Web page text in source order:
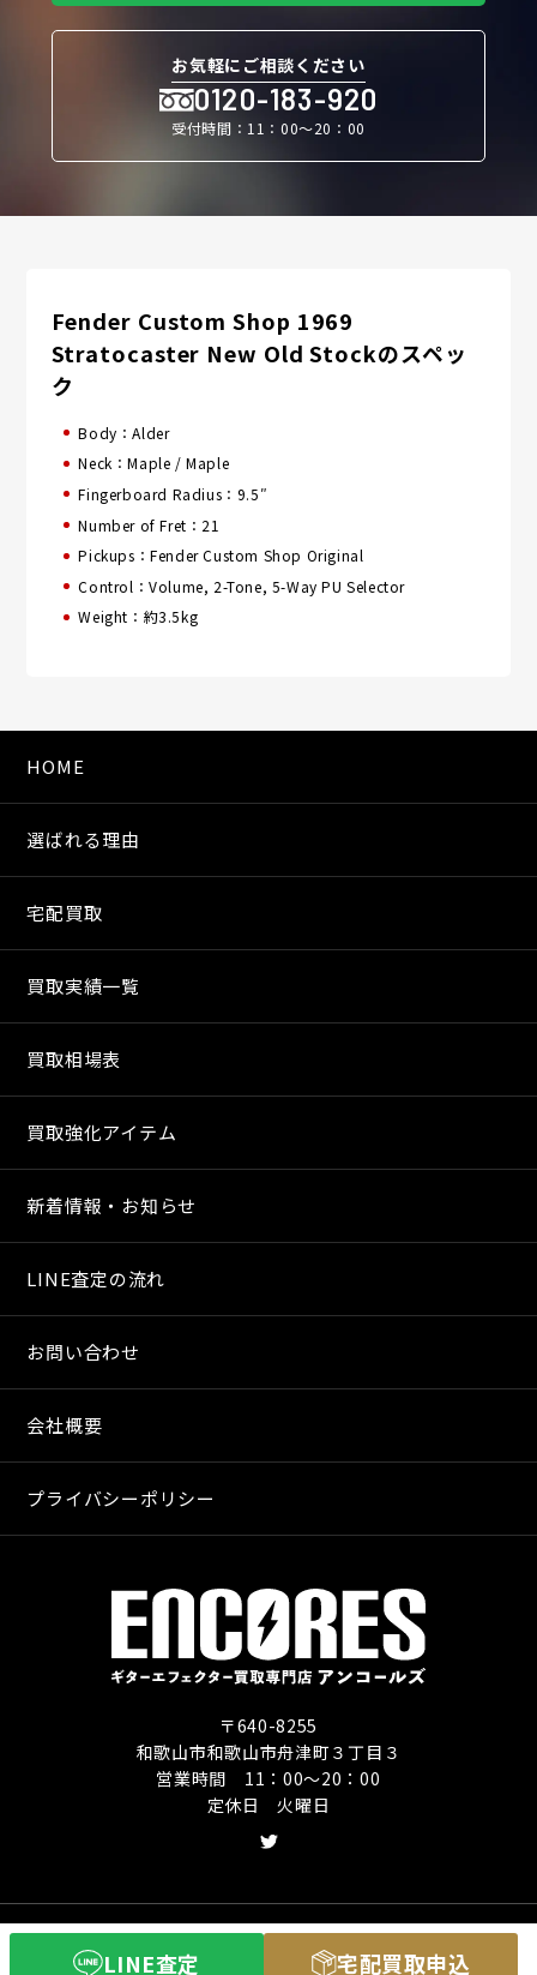
お気軽にご相談ください
0120-183-920
受付時間：11：00〜20：00
Fender Custom Shop 1969
Stratocaster New Old Stockのスペッ
ク
Body：Alder
Neck：Maple / Maple
Fingerboard Radius：9.5″
Number of Fret：21
Pickups：Fender Custom Shop Original
Control：Volume, 2-Tone, 5-Way PU Selector
Weight：約3.5kg
LINE査定 宅配買取申込
HOME
選ばれる理由
宅配買取
買取実績一覧
買取相場表
買取強化アイテム
新着情報・お知らせ
LINE査定の流れ
お問い合わせ
会社概要
プライバシーポリシー
〒640-8255
和歌山市和歌山市舟津町３丁目３
営業時間 11：00〜20：00
定休日 火曜日
Copyright (C) ギターエフェクター買取専門店
アンコールズ All Rights Reserved.